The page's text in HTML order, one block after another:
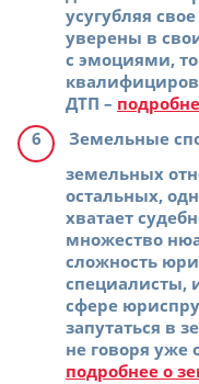
усугубляя
уверены в
с эмоциями,
ДТП –
Земельные
земельных
остальных,
хватает
множество
сложность
специалисты,
сфере
запутаться в
не говоря уже
подробнее о